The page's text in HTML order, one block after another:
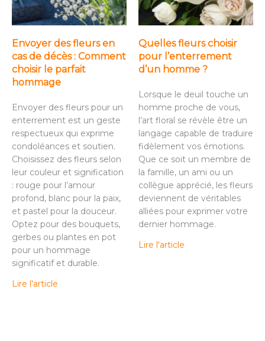
Envoyer des fleurs en
cas de décès : Comment
choisir le parfait
hommage
Envoyer des fleurs pour un
enterrement est un geste
respectueux qui exprime
condoléances et soutien.
Choisissez des fleurs selon
leur couleur et signification
: rouge pour l’amour
profond, blanc pour la paix,
et pastel pour la douceur.
Optez pour des bouquets,
gerbes ou plantes en pot
pour un hommage
significatif et durable.
Lire l'article
Quelles fleurs choisir
pour l’enterrement
d’un homme ?
Lorsque le deuil touche un
homme proche de vous,
l’art floral se révèle être un
langage capable de traduire
fidèlement vos émotions.
Que ce soit un membre de
la famille, un ami ou un
collègue apprécié, les fleurs
deviennent de véritables
alliées pour exprimer votre
dernier hommage.
Lire l'article